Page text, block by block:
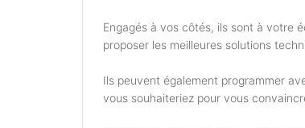
Engagés à vos côtés, ils sont à votre
proposer les meilleures solutions
Ils peuvent également programmer
vous souhaiteriez pour vous